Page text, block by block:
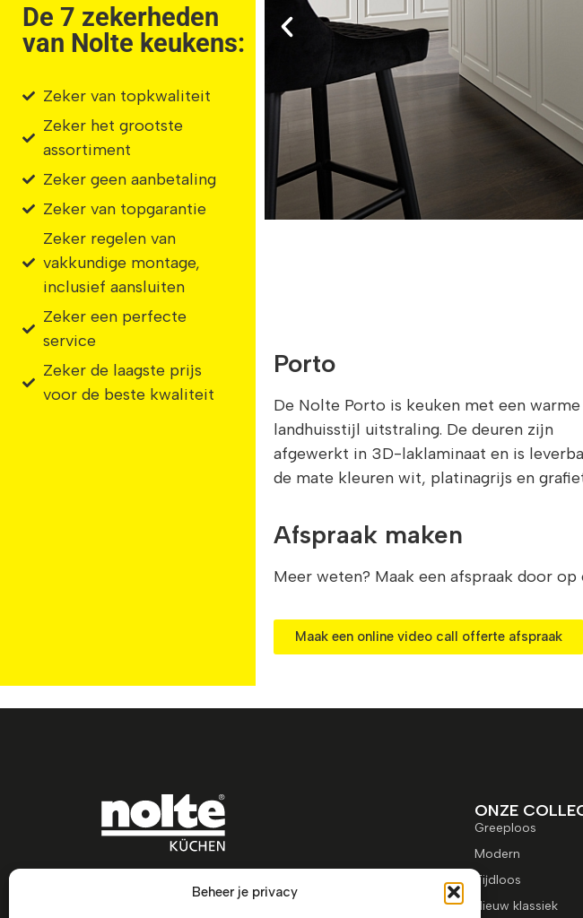
Beheer je privacy
De 7 zekerheden
van Nolte keukens:
Zeker van topkwaliteit
Zeker het grootste
assortiment
Zeker geen aanbetaling
Zeker van topgarantie
Zeker regelen van
vakkundige montage,
inclusief aansluiten
Zeker een perfecte
service
Zeker de laagste prijs
voor de beste kwaliteit
Porto
De Nolte Porto is keuken met een warme
landhuisstijl uitstraling. De deuren zijn
afgewerkt in 3D-laklaminaat en is
de mate kleuren wit, platinagrijs en
Afspraak maken
Meer weten? Maak een afspraak door
Maak een online video call offerte afspraak
ONZE
Greeploos
Modern
Tijdloos
Nieuw klassiek